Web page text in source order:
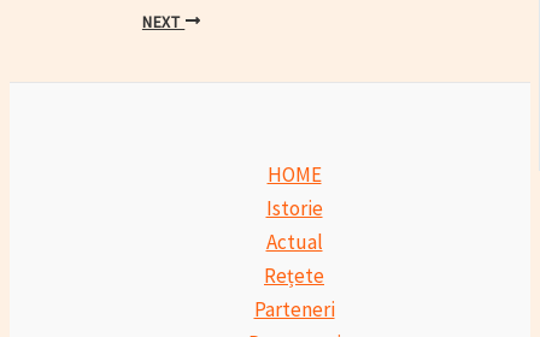
NEXT
HOME
Istorie
Actual
Rețete
Parteneri